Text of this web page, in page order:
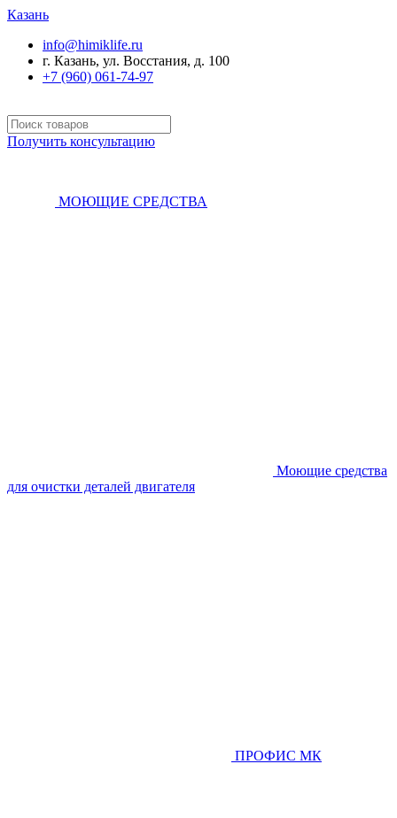
Казань
info@himiklife.ru
г. Казань, ул. Восстания, д. 100
+7 (960) 061-74-97
Получить консультацию
МОЮЩИЕ СРЕДСТВА
Моющие средства
для очистки деталей двигателя
ПРОФИС МК